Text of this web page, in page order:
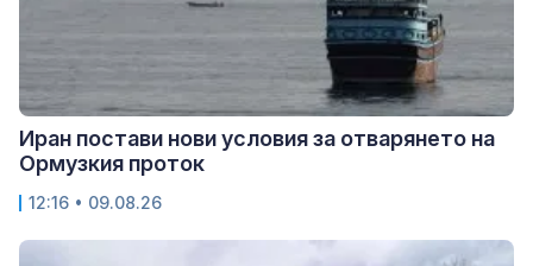
Иран постави нови условия за отварянето на
Ормузкия проток
12:16 • 09.08.26